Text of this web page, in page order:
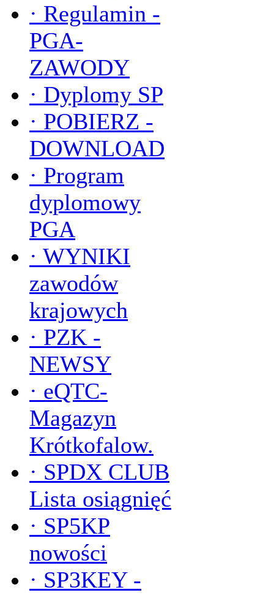
· Regulamin -
PGA-
ZAWODY
· Dyplomy SP
· POBIERZ -
DOWNLOAD
· Program
dyplomowy
PGA
· WYNIKI
zawodów
krajowych
· PZK -
NEWSY
· eQTC-
Magazyn
Krótkofalow.
· SPDX CLUB
Lista osiągnięć
· SP5KP
nowości
· SP3KEY -